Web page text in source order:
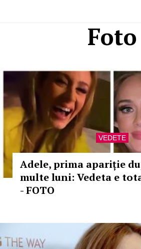
Foto
VEDETE
Adele, prima apariție
multe luni: Vedeta e
- FOTO